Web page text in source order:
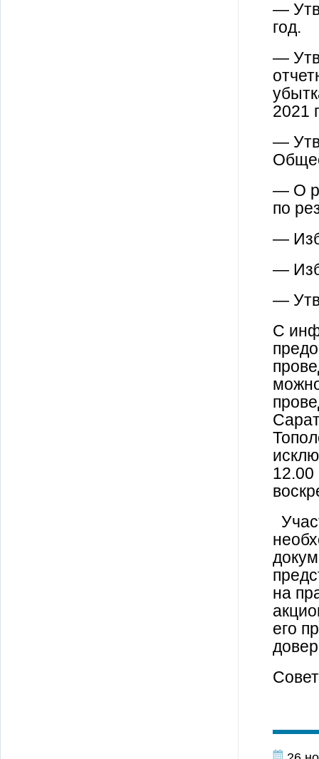
—
год.
—
2021
—
— О
по
—
—
—
С
на
его